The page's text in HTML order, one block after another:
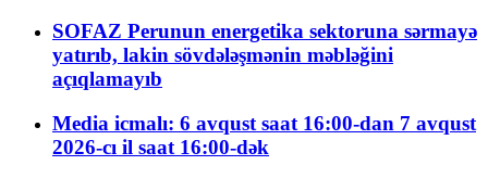
SOFAZ Perunun energetika sektoruna sərmayə
yatırıb, lakin sövdələşmənin məbləğini
açıqlamayıb
Media icmalı: 6 avqust saat 16:00-dan 7 avqust
2026-cı il saat 16:00-dək